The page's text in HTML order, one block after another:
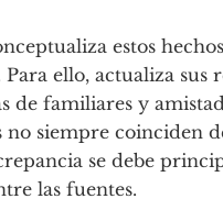
estos
ello, actualiza
de familiares y
no siempre coinciden
se debe
las fuentes.